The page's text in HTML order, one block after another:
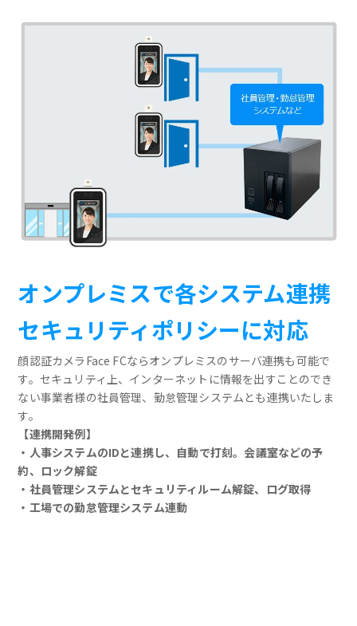
オンプレミスで各システム連携
セキュリティポリシーに対応
顔認証カメラFace FCならオンプレミスのサーバ連携も可能で
す。セキュリティ上、インターネットに情報を出すことのでき
ない事業者様の社員管理、勤怠管理システムとも連携いたしま
す。
【連携開発例】
・人事システムのIDと連携し、自動で打刻。会議室などの予
約、ロック解錠
・社員管理システムとセキュリティルーム解錠、ログ取得
・工場での勤怠管理システム連動